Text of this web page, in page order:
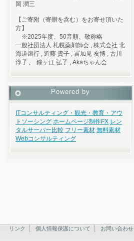
岡 潤三
【ご寄附（寄贈を含む）をお寄せ頂いた
方】
※2025年度、50音順、敬称略
一般社団法人 札幌薬剤師会 , 株式会社 北
海道銀行 , 近藤 貴子 , 冨加見 友博 , 古川
淳子 , 鐘ヶ江 弘子 , Akaちゃん会
Powered by
ITコンサルティング・観光・教育・アウ
トソーシング ホームページ制作FX レン
タルサーバー比較 フリー素材 無料素材
Webコンサルティング
リンク 個人情報保護について お問い合わせ